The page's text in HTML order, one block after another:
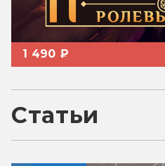
1 490 ₽
Статьи